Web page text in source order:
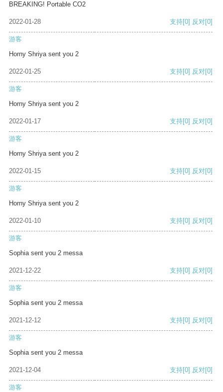
BREAKING! Portable CO2
2022-01-28 支持[0] 反对[0]
游客
Horny Shriya sent you 2
2022-01-25 支持[0] 反对[0]
游客
Horny Shriya sent you 2
2022-01-17 支持[0] 反对[0]
游客
Horny Shriya sent you 2
2022-01-15 支持[0] 反对[0]
游客
Horny Shriya sent you 2
2022-01-10 支持[0] 反对[0]
游客
Sophia sent you 2 messa
2021-12-22 支持[0] 反对[0]
游客
Sophia sent you 2 messa
2021-12-12 支持[0] 反对[0]
游客
Sophia sent you 2 messa
2021-12-04 支持[0] 反对[0]
游客